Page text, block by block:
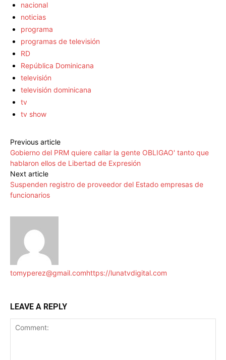
nacional
noticias
programa
programas de televisión
RD
República Dominicana
televisión
televisión dominicana
tv
tv show
Previous article
Gobierno del PRM quiere callar la gente OBLIGAO' tanto que
hablaron ellos de Libertad de Expresión
Next article
Suspenden registro de proveedor del Estado empresas de
funcionarios
tomyperez@gmail.comhttps://lunatvdigital.com
LEAVE A REPLY